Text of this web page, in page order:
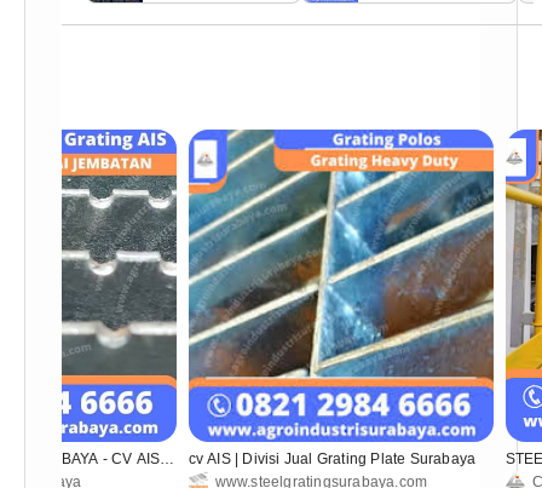
SURABAYA - CV AIS |
PB, Wool Insulasi,
Surabaya
cv AIS | Divisi Jual Grating Plate Surabaya
www.steelgratingsurabaya.com